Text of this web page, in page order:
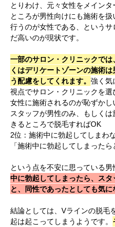
とりわけ、元々女性をメイン
ところが男性向けにも施術を
行うのが女性である、という
だ高いのが現状です。
一部のサロン・クリニックで
くはデリケートゾーンの施術
う配慮をしてくれます。 強く気
視点でサロン・クリニックを選
女性に施術されるのが恥ずかし
スタッフが男性のみ、もしく
きるところで脱毛すればOK
2位：施術中に勃起してしまわ
「施術中に勃起してしまったら
という点を不安に思っている男
中に勃起してしまったら、ス
と、同性であったとしても気
結論としては、Vラインの脱毛
起は起こってしまうようです。